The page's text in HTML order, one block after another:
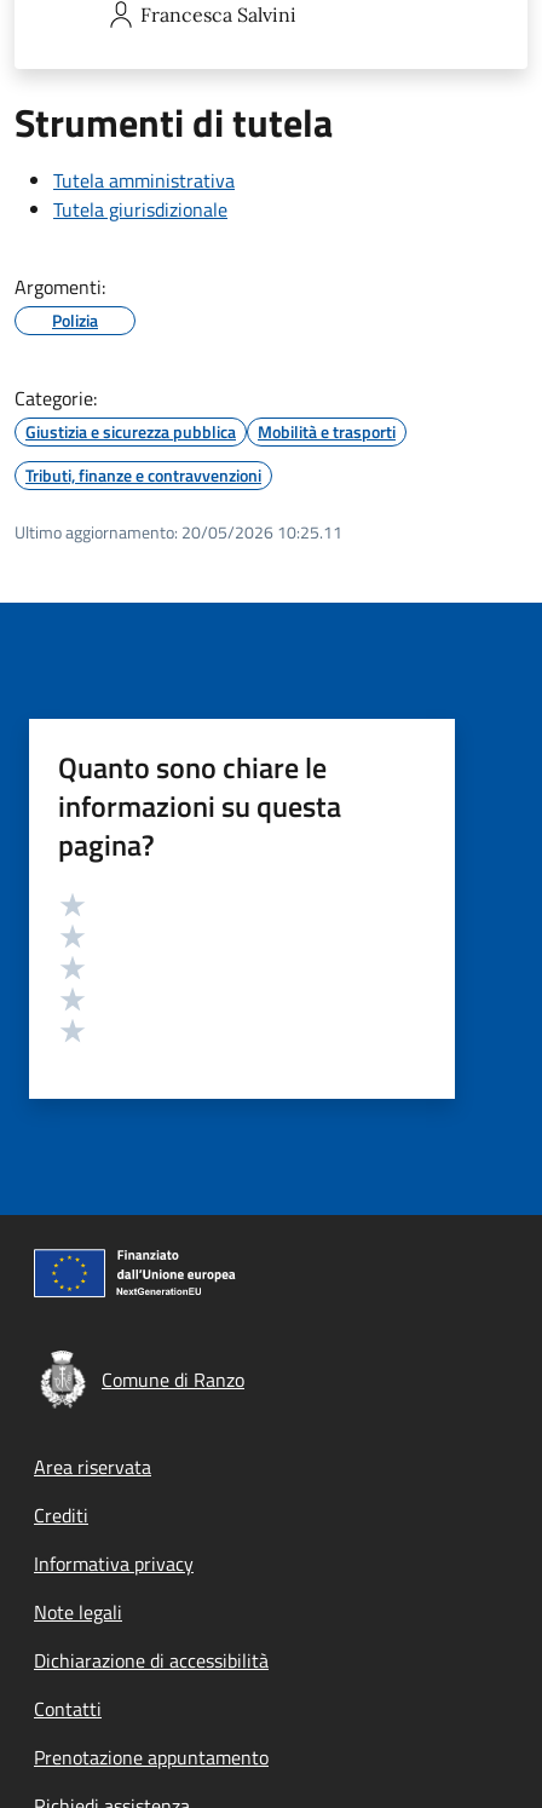
Francesca Salvini
Strumenti di tutela
Tutela amministrativa
Tutela giurisdizionale
Argomenti:
Polizia
Categorie:
Giustizia e sicurezza pubblica
Mobilità e trasporti
Tributi, finanze e contravvenzioni
Ultimo aggiornamento: 20/05/2026 10:25.11
Quanto sono chiare le
informazioni su questa
pagina?
Valutazione
Comune di Ranzo
Footer menu
Area riservata
Crediti
Informativa privacy
Note legali
Dichiarazione di accessibilità
Contatti
Prenotazione appuntamento